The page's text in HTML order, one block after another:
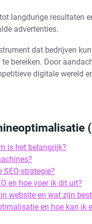
langdurige resultaten
advertenties.
dat bedrijven
bereiken. Door
digitale wereld
is het belangrijk?
strategie?
en hoe voer ik dit uit?
website en wat zijn
en hoe kan ik